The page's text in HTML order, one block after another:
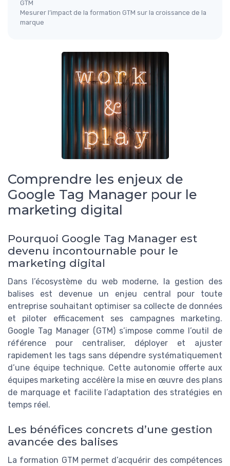
GTM
Mesurer l’impact de la formation GTM sur la croissance de la
marque
Comprendre les enjeux de
Google Tag Manager pour le
marketing digital
Pourquoi Google Tag Manager est
devenu incontournable pour le
marketing digital
Dans l’écosystème du web moderne, la gestion des
balises est devenue un enjeu central pour toute
entreprise souhaitant optimiser sa collecte de données
et piloter efficacement ses campagnes marketing.
Google Tag Manager (GTM) s’impose comme l’outil de
référence pour centraliser, déployer et ajuster
rapidement les tags sans dépendre systématiquement
d’une équipe technique. Cette autonomie offerte aux
équipes marketing accélère la mise en œuvre des plans
de marquage et facilite l’adaptation des stratégies en
temps réel.
Les bénéfices concrets d’une gestion
avancée des balises
La formation GTM permet d’acquérir des compétences